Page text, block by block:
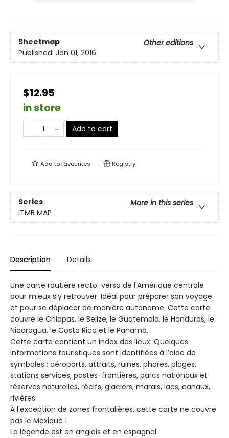
Sheetmap
Other editions
Published: Jan 01, 2016
$12.95
in store
Add to cart
Add tofavourites Registry
Series
More in this series
ITMB MAP
Description Details
Une carte routière recto-verso de l'Amérique centrale
pour mieux s’y retrouver. Idéal pour préparer son voyage
et pour se déplacer de manière autonome. Cette carte
couvre le Chiapas, le Belize, le Guatemala, le Honduras, le
Nicaragua, le Costa Rica et le Panama.
Cette carte contient un index des lieux. Quelques
informations touristiques sont identifiées à l’aide de
symboles : aéroports, attraits, ruines, phares, plages,
stations services, postes-frontières, parcs nationaux et
réserves naturelles, récifs, glaciers, marais, lacs, canaux,
rivières.
À l'exception de zones frontalières, cette carte ne couvre
pas le Mexique !
La légende est en anglais et en espagnol.